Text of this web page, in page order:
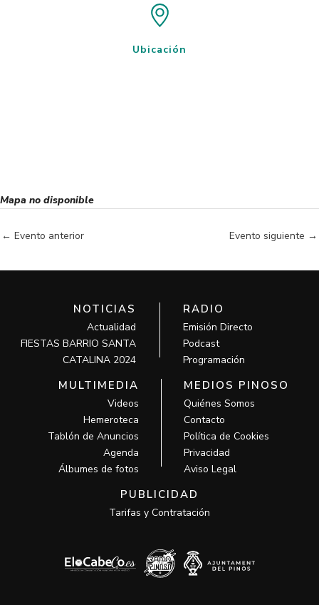
Ubicación
Mapa no disponible
← Evento anterior Evento siguiente →
NOTICIAS
Actualidad
FIESTAS BARRIO SANTA
CATALINA 2024
RADIO
Emisión Directo
Podcast
Programación
MULTIMEDIA
Videos
Hemeroteca
Tablón de Anuncios
Agenda
Álbumes de fotos
MEDIOS PINOSO
Quiénes Somos
Contacto
Política de Cookies
Privacidad
Aviso Legal
PUBLICIDAD
Tarifas y Contratación